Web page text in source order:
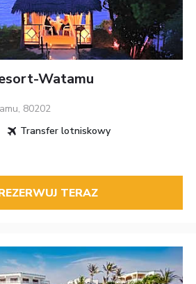
Watamu
80202
Transfer lotniskowy
TERAZ